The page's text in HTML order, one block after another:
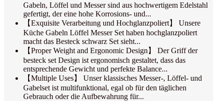
Gabeln, Löffel und Messer sind aus hochwertigem Edelstahl
gefertigt, der eine hohe Korrosions- und...
【Exquisite Verarbeitung und Hochglanzpoliert】 Unsere
Küche Gabeln Löffel Messer Set haben hochglanzpoliert
macht das Besteck schwarz Set sieht...
【Proper Weight and Ergonomic Design】 Der Griff der
besteck set Design ist ergonomisch gestaltet, dass das
entsprechende Gewicht und perfekte Balance...
【Multiple Uses】 Unser klassisches Messer-, Löffel- und
Gabelset ist multifunktional, egal ob für den täglichen
Gebrauch oder die Aufbewahrung für...